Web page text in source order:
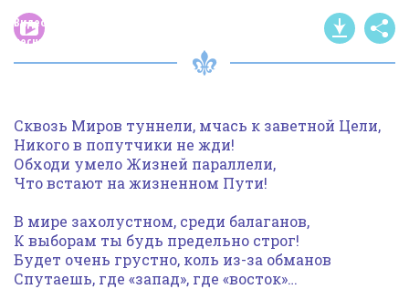
Видео
песни
Сквозь Миров туннели, мчась к заветной Цели,
Никого в попутчики не жди!
Обходи умело Жизней параллели,
Что встают на жизненном Пути!
В мире захолустном, среди балаганов,
К выборам ты будь предельно строг!
Будет очень грустно, коль из-за обманов
Спутаешь, где «запад», где «восток»…